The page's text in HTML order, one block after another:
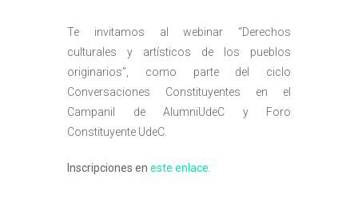
Te invitamos al webinar “Derechos
culturales y artísticos de los pueblos
originarios”, como parte del ciclo
Conversaciones Constituyentes en el
Campanil de AlumniUdeC y Foro
Constituyente UdeC.
Inscripciones en este enlace.